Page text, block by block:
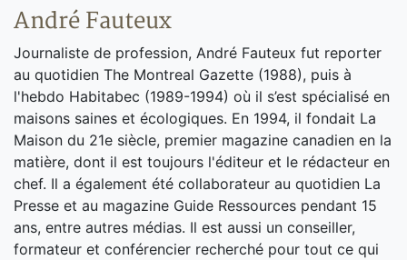
André Fauteux
Journaliste de profession, André Fauteux fut reporter
au quotidien The Montreal Gazette (1988), puis à
l'hebdo Habitabec (1989-1994) où il s’est spécialisé en
maisons saines et écologiques. En 1994, il fondait La
Maison du 21e siècle, premier magazine canadien en la
matière, dont il est toujours l'éditeur et le rédacteur en
chef. Il a également été collaborateur au quotidien La
Presse et au magazine Guide Ressources pendant 15
ans, entre autres médias. Il est aussi un conseiller,
formateur et conférencier recherché pour tout ce qui